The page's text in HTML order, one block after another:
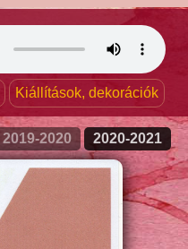
Kiállítások, dekorációk
2019-2020 2020-2021